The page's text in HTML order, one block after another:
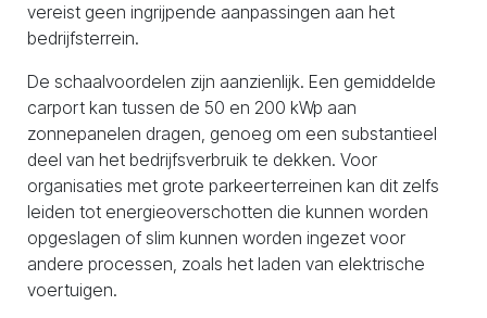
vereist geen ingrijpende aanpassingen aan het
bedrijfsterrein.
De schaalvoordelen zijn aanzienlijk. Een gemiddelde
carport kan tussen de 50 en 200 kWp aan
zonnepanelen dragen, genoeg om een substantieel
deel van het bedrijfsverbruik te dekken. Voor
organisaties met grote parkeerterreinen kan dit zelfs
leiden tot energieoverschotten die kunnen worden
opgeslagen of slim kunnen worden ingezet voor
andere processen, zoals het laden van elektrische
voertuigen.